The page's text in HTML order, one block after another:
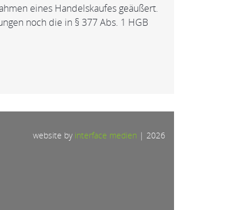
eines Handelskaufes geäußert.
noch die in § 377 Abs. 1 HGB
website by interface medien | 2026